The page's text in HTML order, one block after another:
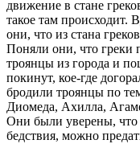
движение в стане
такое там происходит.
они, что из стана
Поняли они, что греки
троянцы из города и
покинут, кое-где
бродили троянцы по
Диомеда, Ахилла,
Они были уверены, что
бедствия, можно